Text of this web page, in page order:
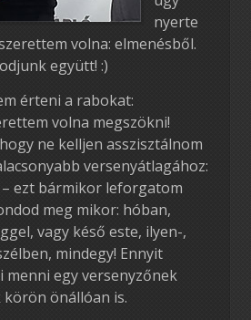
nyerte
volna: elmenésből.
együtt! :)
érteni a rabokat:
volna megszökni!
ne kelljen asszisztálnom
versenyátlagához:
ezt bármikor leforgatom
meg mikor: hóban,
vagy késő este, ilyen-,
mindegy! Ennyit
egy versenyzőnek
önállóan is.